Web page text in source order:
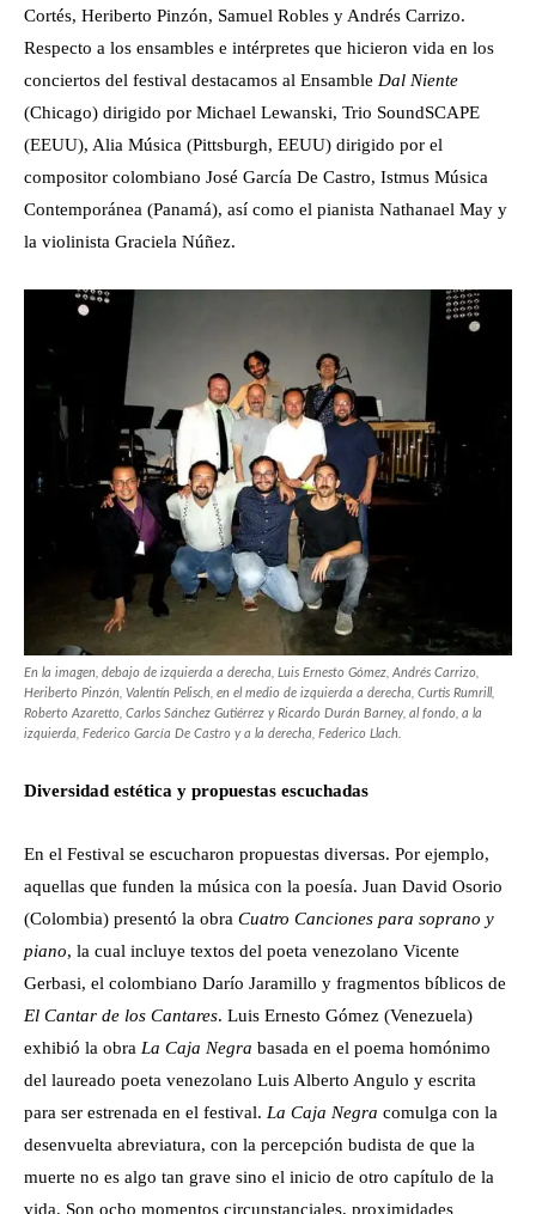
Cortés, Heriberto Pinzón, Samuel Robles y Andrés Carrizo.
Respecto a los ensambles e intérpretes que hicieron vida en los
conciertos del festival destacamos al Ensamble Dal Niente
(Chicago) dirigido por Michael Lewanski, Trio SoundSCAPE
(EEUU), Alia Música (Pittsburgh, EEUU) dirigido por el
compositor colombiano José García De Castro, Istmus Música
Contemporánea (Panamá), así como el pianista Nathanael May y
la violinista Graciela Núñez.
En la imagen, debajo de izquierda a derecha, Luis Ernesto Gómez, Andrés Carrizo,
Heriberto Pinzón, Valentín Pelisch, en el medio de izquierda a derecha, Curtis Rumrill,
Roberto Azaretto, Carlos Sánchez Gutiérrez y Ricardo Durán Barney, al fondo, a la
izquierda, Federico García De Castro y a la derecha, Federico Llach.
Diversidad estética y propuestas escuchadas
En el Festival se escucharon propuestas diversas. Por ejemplo,
aquellas que funden la música con la poesía. Juan David Osorio
(Colombia) presentó la obra Cuatro Canciones para soprano y
piano, la cual incluye textos del poeta venezolano Vicente
Gerbasi, el colombiano Darío Jaramillo y fragmentos bíblicos de
El Cantar de los Cantares. Luis Ernesto Gómez (Venezuela)
exhibió la obra La Caja Negra basada en el poema homónimo
del laureado poeta venezolano Luis Alberto Angulo y escrita
para ser estrenada en el festival. La Caja Negra comulga con la
desenvuelta abreviatura, con la percepción budista de que la
muerte no es algo tan grave sino el inicio de otro capítulo de la
vida. Son ocho momentos circunstanciales, proximidades